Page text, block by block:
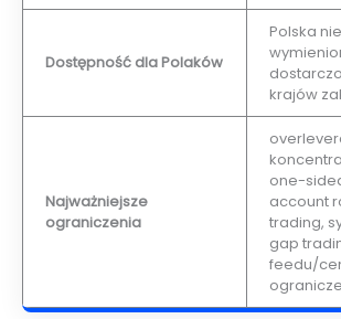
Dostępność dla Polaków
Polska
krajów
Najważniejsze
ograniczenia
one-
account
trading,
gap
feedu/